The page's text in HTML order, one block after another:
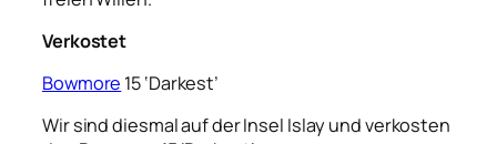
Verkostet
Bowmore 15 ‘Darkest’
Wir sind diesmal auf der Insel Islay und verkosten